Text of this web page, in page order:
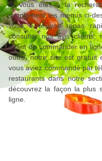
Si vous êtes à la
simplement les menus ci-
vous livrer vos repas
consulter nos avis clients,
avant de commander en
outre, notre site est gratuit
vous aviez commandé par
restaurants dans notre
découvrez la façon la plus
ligne.